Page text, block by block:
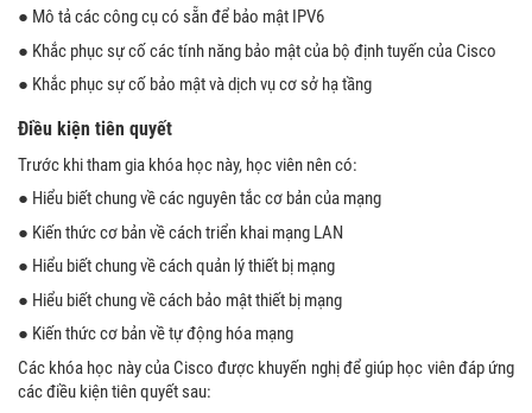
● Mô tả các công cụ có sẵn để bảo mật IPV6
● Khắc phục sự cố các tính năng bảo mật của bộ định tuyến của Cisco
● Khắc phục sự cố bảo mật và dịch vụ cơ sở hạ tầng
Điều kiện tiên quyết
Trước khi tham gia khóa học này, học viên nên có:
● Hiểu biết chung về các nguyên tắc cơ bản của mạng
● Kiến thức cơ bản về cách triển khai mạng LAN
● Hiểu biết chung về cách quản lý thiết bị mạng
● Hiểu biết chung về cách bảo mật thiết bị mạng
● Kiến thức cơ bản về tự động hóa mạng
Các khóa học này của Cisco được khuyến nghị để giúp học viên đáp ứng
các điều kiện tiên quyết sau: